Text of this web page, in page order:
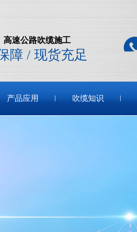
高速公路吹缆施工
障 / 现货充足
产品应用 吹缆知识